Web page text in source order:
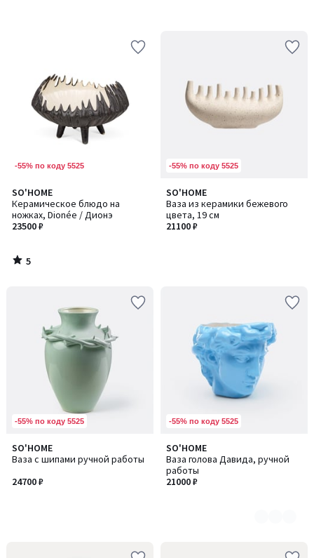
-55% по коду 5525
SO'HOME
Керамическое блюдо на
ножках, Dionée / Дионэ
23500 ₽
5
/
5
5
/
-55% по коду 5525
SO'HOME
Ваза из керамики бежевого
цвета, 19 см
21100 ₽
-55% по коду 5525
SO'HOME
Ваза с шипами ручной работы
24700 ₽
-55% по коду 5525
SO'HOME
Ваза голова Давида, ручной
работы
21000 ₽
Количество
цветов:
3